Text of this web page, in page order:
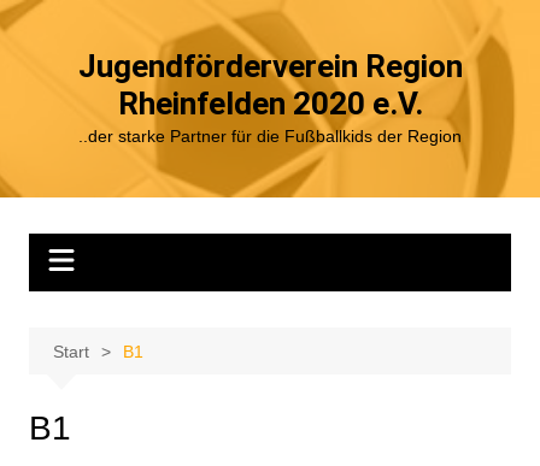
Zum
Jugendförderverein Region
Rheinfelden 2020 e.V.
..der starke Partner für die Fußballkids der Region
Start B1
B1